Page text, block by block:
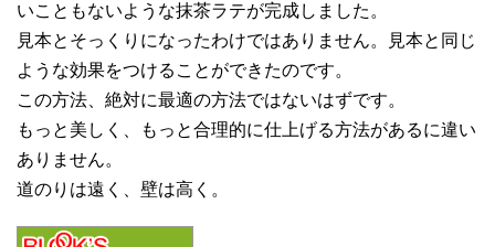
いこともないような抹茶ラテが完成しました。
見本とそっくりになったわけではありません。見本と同じ
ような効果をつけることができたのです。
この方法、絶対に最適の方法ではないはずです。
もっと美しく、もっと合理的に仕上げる方法があるに違い
ありません。
道のりは遠く、壁は高く。